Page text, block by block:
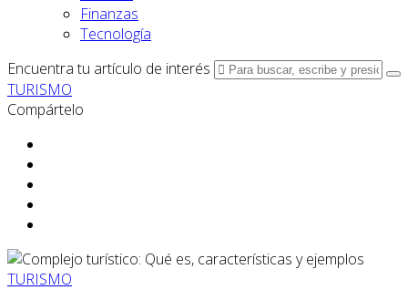
Finanzas
Tecnología
Encuentra tu artículo de interés
TURISMO
Compártelo
TURISMO